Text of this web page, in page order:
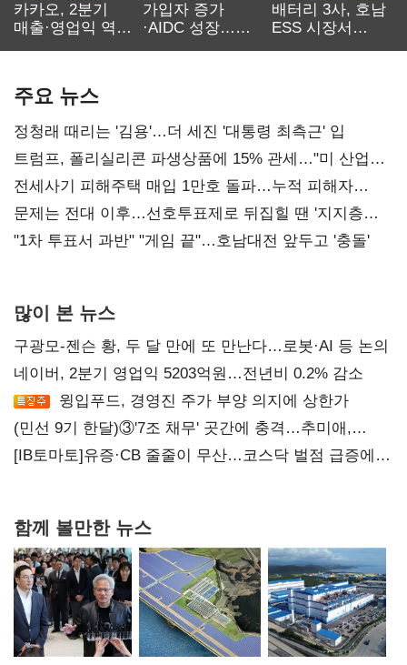
카카오, 2분기
매출·영업익 역대
가입자 증가
·AIDC 성장…
배터리 3사, 호남
ESS 시장서
주요 뉴스
정청래 때리는 '김용'…더 세진 '대통령 최측근' 입
트럼프, 폴리실리콘 파생상품에 15% 관세…"미 산업
재건"
전세사기 피해주택 매입 1만호 돌파…누적 피해자
4만278명
문제는 전대 이후…선호투표제로 뒤집힐 땐 '지지층
불복'
"1차 투표서 과반" "게임 끝"…호남대전 앞두고 '충돌'
많이 본 뉴스
구광모-젠슨 황, 두 달 만에 또 만난다…로봇·AI 등 논의
네이버, 2분기 영업익 5203억원…전년비 0.2% 감소
윙입푸드, 경영진 주가 부양 의지에 상한가
(민선 9기 한달)③'7조 채무' 곳간에 충격…추미애,
20년만에 '비상재정' 선언 승부수
[IB토마토]유증·CB 줄줄이 무산…코스닥 벌점 급증에
함께 볼만한 뉴스